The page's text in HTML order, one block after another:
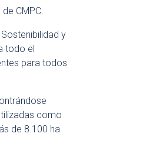
CMPC.
y
todo el
para todos
como
de 8.100 ha